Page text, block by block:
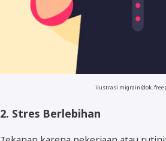
ilustrasi migrain (dok.
2. Stres Berlebihan